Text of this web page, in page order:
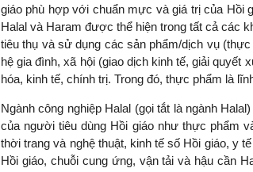
giáo phù hợp với chuẩn mực và giá trị của Hồi
Halal và Haram được thể hiện trong tất cả các
tiêu thụ và sử dụng các sản phẩm/dịch vụ
hệ gia đình, xã hội (giao dịch kinh tế, giải
hóa, kinh tế, chính trị. Trong đó, thực phẩm là
Ngành công nghiệp Halal (gọi tắt là ngành
của người tiêu dùng Hồi giáo như thực phẩm
thời trang và nghệ thuật, kinh tế số Hồi giáo, y
Hồi giáo, chuỗi cung ứng, vận tải và hậu cần
đang được tiến
đầu tư cho khoa học
nghệ; ban hành các
khuyến khích đổi
khởi nghiệp..."